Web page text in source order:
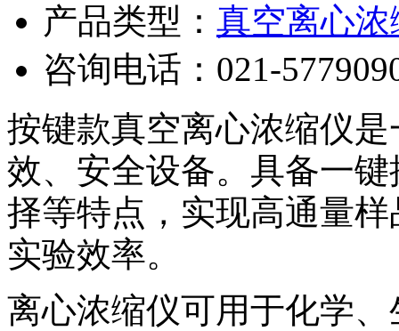
产品类型： 真空离心浓
咨询电话： 021-
按键款真空离心浓缩仪
效、安全设备。具备一
择等特点，实现高通量
实验效率。
离心浓缩仪可用于化学